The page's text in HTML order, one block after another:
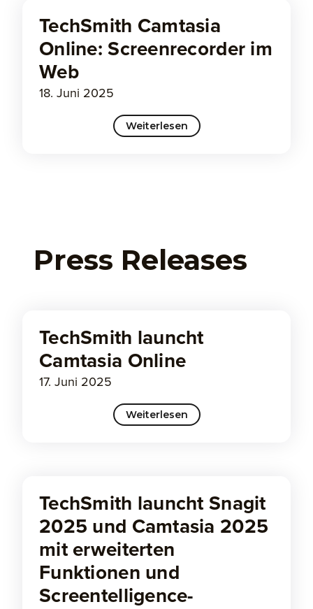
TechSmith Camtasia
Online: Screenrecorder im
Web
18. Juni 2025
Weiterlesen
Press Releases
TechSmith launcht
Camtasia Online
17. Juni 2025
Weiterlesen
TechSmith launcht Snagit
2025 und Camtasia 2025
mit erweiterten
Funktionen und
Screentelligence-